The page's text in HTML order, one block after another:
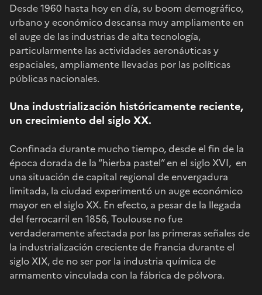
Desde 1960 hasta hoy en día, su boom demográfico,
urbano y económico descansa muy ampliamente en
el auge de las industrias de alta tecnología,
particularmente las actividades aeronáuticas y
espaciales, ampliamente llevadas por las políticas
públicas nacionales.
Una industrialización históricamente reciente,
un crecimiento del siglo XX.
Confinada durante mucho tiempo, desde el fin de la
época dorada de la “hierba pastel” en el siglo XVI, en
una situación de capital regional de envergadura
limitada, la ciudad experimentó un auge económico
mayor en el siglo XX. En efecto, a pesar de la llegada
del ferrocarril en 1856, Toulouse no fue
verdaderamente afectada por las primeras señales de
la industrialización creciente de Francia durante el
siglo XIX, de no ser por la industria química de
armamento vinculada con la fábrica de pólvora.